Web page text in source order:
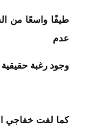
طيفًا واسعًا من
عدم
وجود رغبة
كما لفت خفاجي